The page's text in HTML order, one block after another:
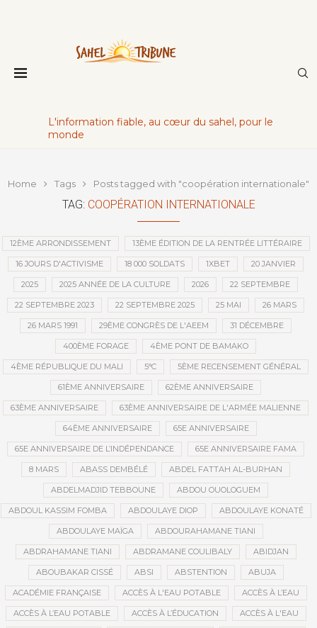
L'information fiable, au cœur du sahel, pour le
monde
Home Tags Posts tagged with "coopération internationale"
TAG: COOPÉRATION INTERNATIONALE
12ÈME ARRONDISSEMENT 13ÈME ÉDITION DE LA RENTRÉE LITTÉRAIRE
16 JOURS D'ACTIVISME 18 000 SOLDATS 1XBET 20 JANVIER
2025 2025 ANNÉE DE LA CULTURE 2026 22 SEPTEMBRE
22 SEPTEMBRE 2023 22 SEPTEMBRE 2025 25 MAI 26 MARS
26 MARS 1991 29ÈME CONGRÈS DE L'AEEM 31 DÉCEMBRE
400ÈME FORAGE 4ÈME PONT DE BAMAKO
4ÈME RÉPUBLIQUE DU MALI 5°C 5ÈME RECENSEMENT GÉNÉRAL
61ÈME ANNIVERSAIRE 62ÈME ANNIVERSAIRE
63ÈME ANNIVERSAIRE 63ÈME ANNIVERSAIRE DE L'ARMÉE MALIENNE
64ÈME ANNIVERSAIRE 65E ANNIVERSAIRE
65E ANNIVERSAIRE DE L’INDÉPENDANCE 65E ANNIVERSAIRE FAMA
8 MARS ABASS DEMBÉLÉ ABDEL FATTAH AL-BURHAN
ABDELMADJID TEBBOUNE ABDOU OUOLOGUEM
ABDOUL KASSIM FOMBA ABDOULAYE DIOP ABDOULAYE KONATÉ
ABDOULAYE MAÏGA ABDOURAHAMANE TIANI
ABDRAHAMANE TIANI ABDRAMANE COULIBALY ABIDJAN
ABOUBAKAR CISSÉ ABSI ABSTENTION ABUJA
ACADÉMIE FRANÇAISE ACCÈS À L'EAU POTABLE ACCÈS À L’EAU
ACCÈS À L’EAU POTABLE ACCÈS À L’ÉDUCATION ACCÈS À L'EAU